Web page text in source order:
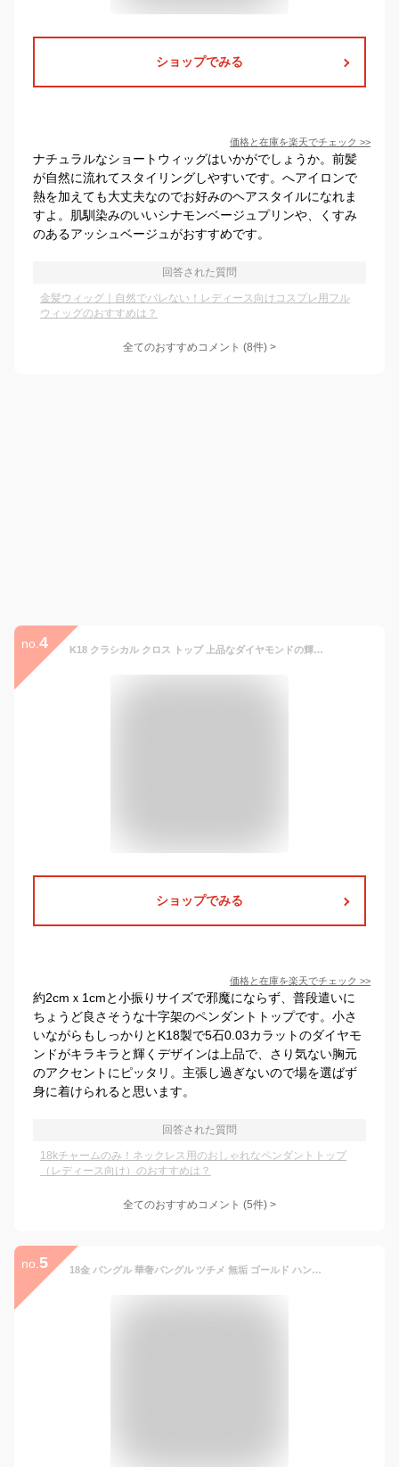
ショップでみる
価格と在庫を楽天でチェック >>
ナチュラルなショートウィッグはいかがでしょうか。前髪
が自然に流れてスタイリングしやすいです。へアイロンで
熱を加えても大丈夫なのでお好みのヘアスタイルになれま
すよ。肌馴染みのいいシナモンベージュプリンや、くすみ
のあるアッシュベージュがおすすめです。
回答された質問
金髪ウィッグ｜自然でバレない！レディース向けコスプレ用フル
ウィッグのおすすめは？
全てのおすすめコメント (8件) >
no. 4 K18 クラシカル クロス トップ 上品なダイヤモンドの輝きが胸元を清楚に彩るクロスモチーフ レディース クラシック ネックレストップ ペンダントトップ チャーム 十字架 アンティーク 18k 18金 ネックレス プラチナ可 女性 金属アレルギー ラパ
ショップでみる
価格と在庫を楽天でチェック >>
約2cmｘ1cmと小振りサイズで邪魔にならず、普段遣いに
ちょうど良さそうな十字架のペンダントトップです。小さ
いながらもしっかりとK18製で5石0.03カラットのダイヤモ
ンドがキラキラと輝くデザインは上品で、さり気ない胸元
のアクセントにピッタリ。主張し過ぎないので場を選ばず
身に着けられると思います。
回答された質問
18kチャームのみ！ネックレス用のおしゃれなペンダントトップ
（レディース向け）のおすすめは？
全てのおすすめコメント (5件) >
no. 5 18金 バングル 華奢バングル ツチメ 無垢 ゴールド ハンドメイド シンプル 重ね付け ブレスレット 輪っか 金線 0.8ミリ幅 18金イエローゴールド K18 YG 929 レデッサンドゥデュー les desseins de DIEU スキンジュエリー レディース 日本製 ギフト 送料無料 クリスマス 人気